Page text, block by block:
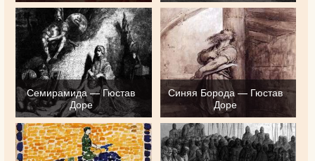
Семирамида — Гюстав
Доре
Синяя Борода — Гюстав
Доре